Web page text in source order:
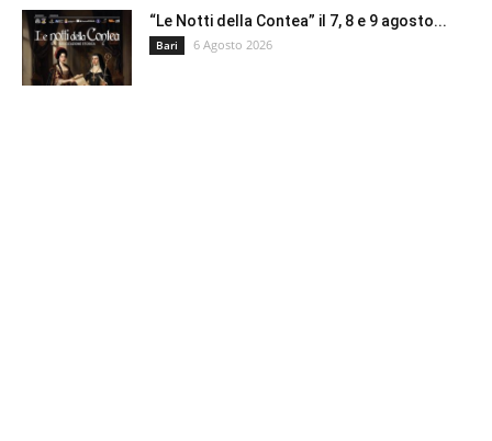
“Le Notti della Contea” il 7, 8 e 9 agosto...
Bari 6 Agosto 2026